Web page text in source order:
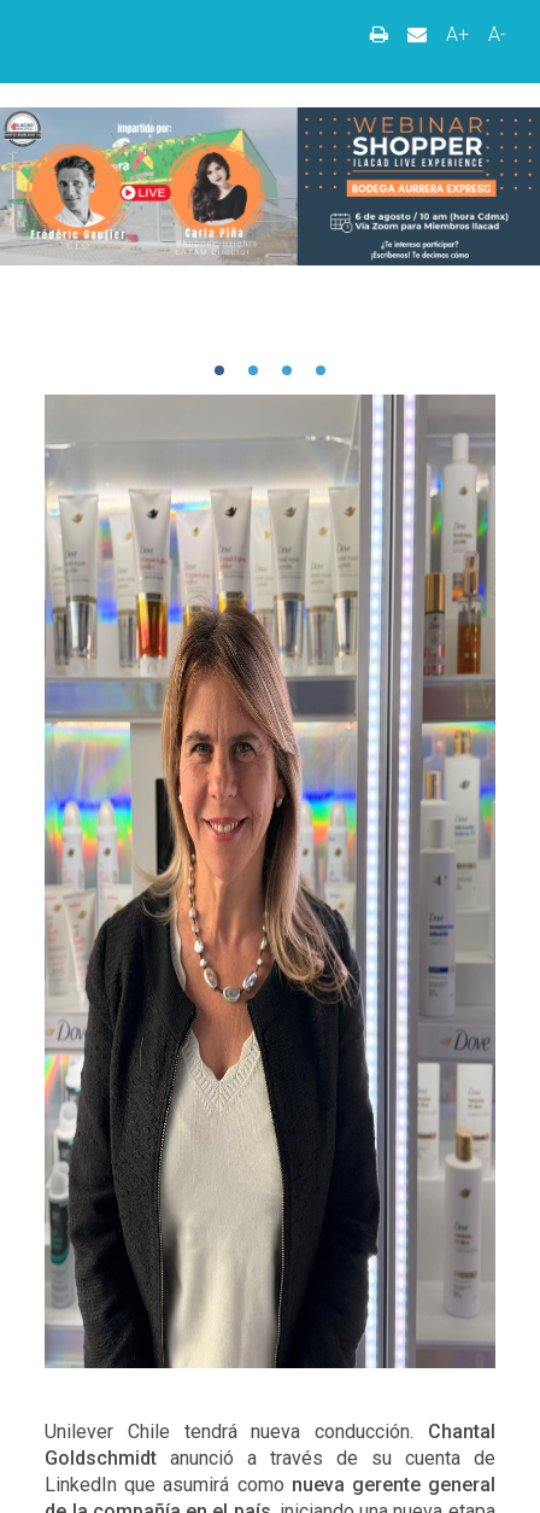
A+ A-
Unilever Chile tendrá nueva conducción. Chantal
Goldschmidt anunció a través de su cuenta de
LinkedIn que asumirá como nueva gerente general